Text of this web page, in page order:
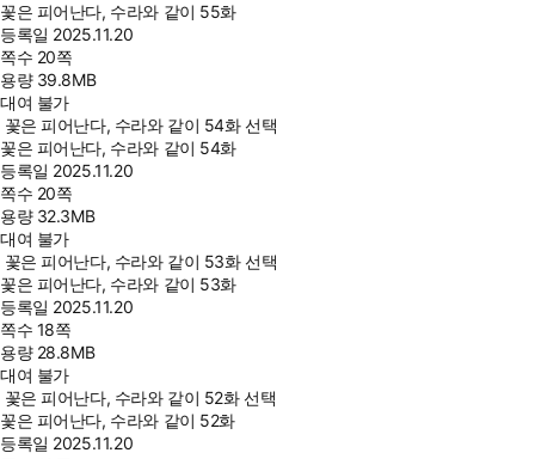
꽃은 피어난다, 수라와 같이 55화
등록일 2025.11.20
쪽수 20쪽
용량 39.8MB
대여 불가
꽃은 피어난다, 수라와 같이 54화 선택
꽃은 피어난다, 수라와 같이 54화
등록일 2025.11.20
쪽수 20쪽
용량 32.3MB
대여 불가
꽃은 피어난다, 수라와 같이 53화 선택
꽃은 피어난다, 수라와 같이 53화
등록일 2025.11.20
쪽수 18쪽
용량 28.8MB
대여 불가
꽃은 피어난다, 수라와 같이 52화 선택
꽃은 피어난다, 수라와 같이 52화
등록일 2025.11.20